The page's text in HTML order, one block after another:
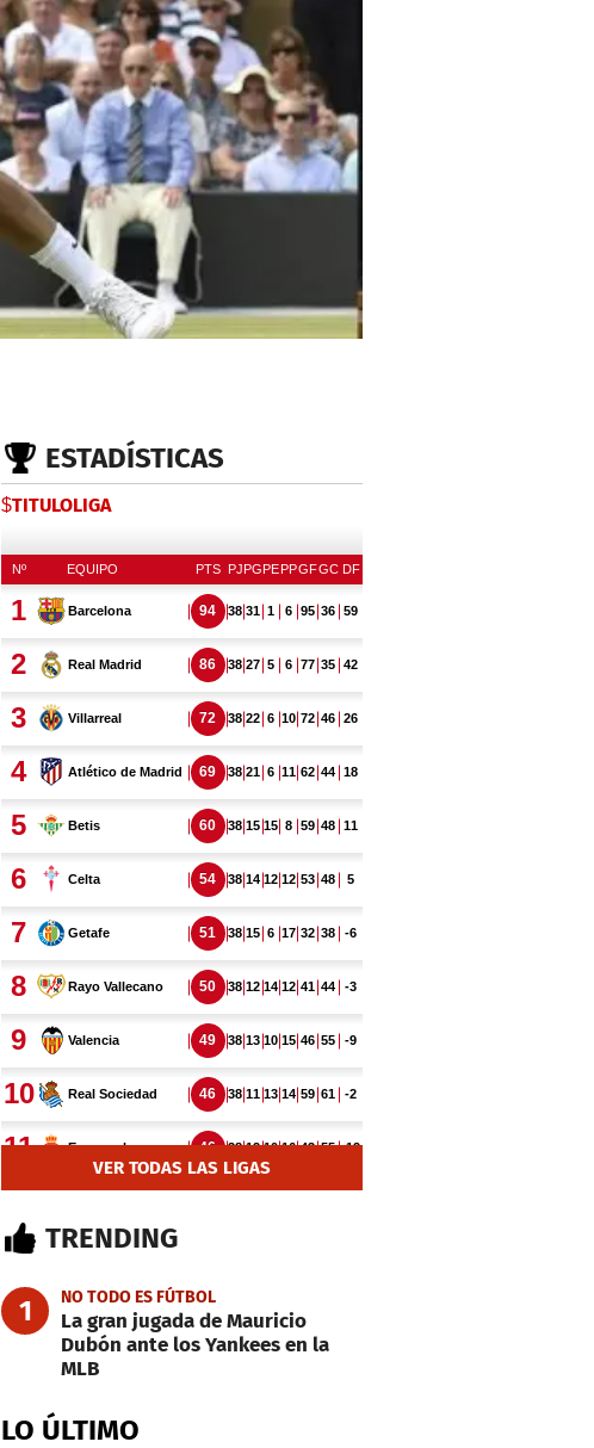
ESTADÍSTICAS
$TITULOLIGA
VER TODAS LAS LIGAS
TRENDING
1 NO TODO ES FÚTBOL
La gran jugada de Mauricio
Dubón ante los Yankees en la
MLB
LO ÚLTIMO